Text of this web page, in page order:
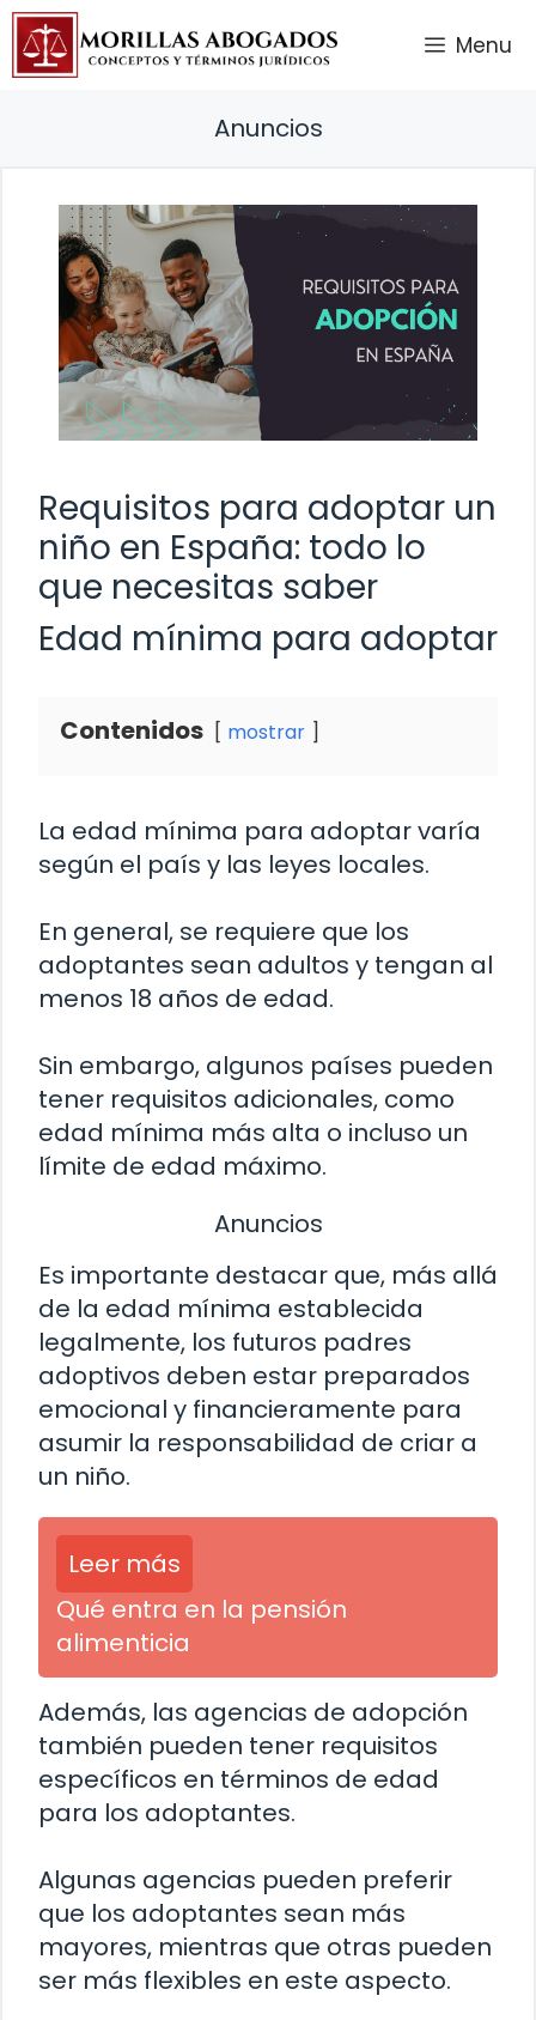
Saltar
contenido
Menu
Anuncios
Requisitos para adoptar un
niño en España: todo lo
que necesitas saber
Edad mínima para adoptar
Contenidos mostrar
La edad mínima para adoptar varía
según el país y las leyes locales.
En general, se requiere que los
adoptantes sean adultos y tengan al
menos 18 años de edad.
Sin embargo, algunos países pueden
tener requisitos adicionales, como
edad mínima más alta o incluso un
límite de edad máximo.
Anuncios
Es importante destacar que, más allá
de la edad mínima establecida
legalmente, los futuros padres
adoptivos deben estar preparados
emocional y financieramente para
asumir la responsabilidad de criar a
un niño.
Leer más
Qué entra en la pensión
alimenticia
Además, las agencias de adopción
también pueden tener requisitos
específicos en términos de edad
para los adoptantes.
Algunas agencias pueden preferir
que los adoptantes sean más
mayores, mientras que otras pueden
ser más flexibles en este aspecto.